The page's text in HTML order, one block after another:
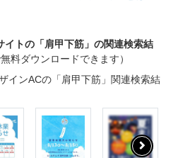
イトの「肩甲下筋」の関連検索結
料ダウンロードできます）
インACの「肩甲下筋」関連検索結